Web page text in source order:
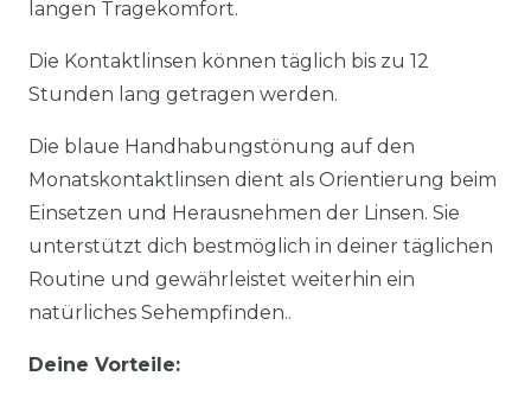
langen Tragekomfort.
Die Kontaktlinsen können täglich bis zu 12
Stunden lang getragen werden.
Die blaue Handhabungstönung auf den
Monatskontaktlinsen dient als Orientierung beim
Einsetzen und Herausnehmen der Linsen. Sie
unterstützt dich bestmöglich in deiner täglichen
Routine und gewährleistet weiterhin ein
natürliches Sehempfinden..
Deine Vorteile: